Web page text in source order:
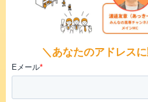
＼あなたのアドレス